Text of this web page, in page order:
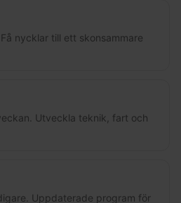
nycklar till ett skonsammare
Utveckla teknik, fart och
Uppdaterade program för